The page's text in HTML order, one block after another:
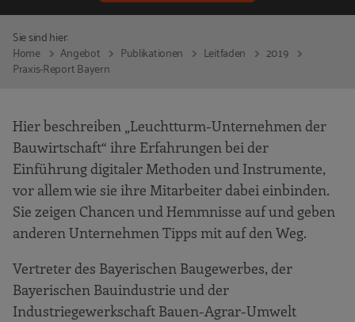
Sie sind hier:
Home
Angebot Publikationen Leitfaden
2019
Praxis-Report Bayern
Hier beschreiben „Leuchtturm-Unternehmen der
Bauwirtschaft“ ihre Erfahrungen bei der
Einführung digitaler Methoden und Instrumente,
vor allem wie sie ihre Mitarbeiter dabei einbinden.
Sie zeigen Chancen und Hemmnisse auf und geben
anderen Unternehmen Tipps mit auf den Weg.
Vertreter des Bayerischen Baugewerbes, der
Bayerischen Bauindustrie und der
Industriegewerkschaft Bauen-Agrar-Umwelt